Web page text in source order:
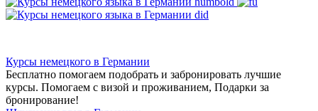
Курсы немецкого в Германии
Бесплатно помогаем подобрать и забронировать лучшие
курсы. Помогаем с визой и проживанием, Подарки за
бронирование!